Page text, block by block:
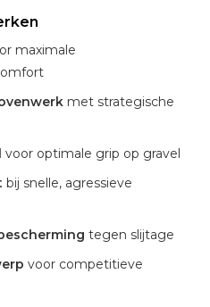
maximale
met strategische
voor optimale grip op gravel
bij snelle, agressieve
tegen slijtage
voor competitieve